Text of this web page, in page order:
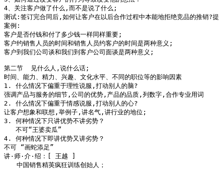
4、关注客户做了什么,而不是说了什么;
测试:签订完合同后,如何让客户在以后合作过程中本能地拒绝竞品的推销?
案例:
客户是否付钱和付了多少钱一样同样重要;
客户约销售人员的时间和销售人员约客户的时间是两种意义;
客户到我们公司谈和我们到客户公司面谈是两种意义;
第二节  见什么人,说什么话;
时间、能力、精力、兴趣、文化水平、不同的职位等的影响因素
1. 什么情况下偏重于理性说服,打动别人的脑?
强调产品与服务的细节,公司的优势,产品的品质,列数字,合作专业用词
2. 什么情况下偏重于情感说服,打动别人的心?
让客户想象和联想,举例子,讲名气,讲行业的地位;
3. 何种情况下只讲优势不讲劣势？
   不可“王婆卖瓜”
4. 何种情况下即讲优势又讲劣势？
不可 “画蛇添足”
讲·师·介·绍：[ 王越 ]
中国销售精英疯狂训练创始人；